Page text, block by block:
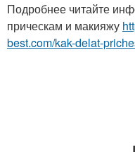
Подробнее читайте
прическам и макияжу
best.com/kak-delat-